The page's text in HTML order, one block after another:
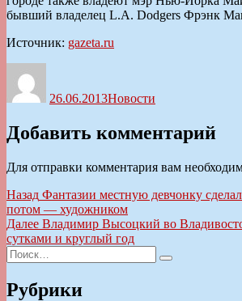
бывший владелец L.A. Dodgers Фрэнк
Источник: gazeta.ru
26.06.2013Новости
Добавить комментарий
Для отправки комментария вам
Навигация
по
записям
Назад Предыдущая
запись:
Фантазии местную девчонку
потом — художником
Далее Следующая
запись:
Владимир Высоцкий во
сутками и круглый год
Искать:
Поиск
Рубрики